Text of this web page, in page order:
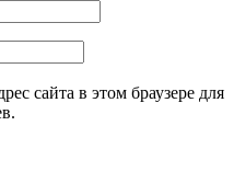
сайта в этом браузере для